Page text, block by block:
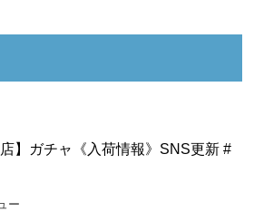
店】ガチャ《入荷情報》SNS更新 #
ー